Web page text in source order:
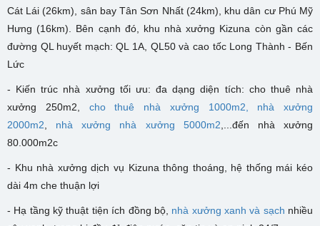
Cát Lái (26km), sân bay Tân Sơn Nhất (24km), khu dân cư Phú Mỹ
Hưng (16km). Bên cạnh đó, khu nhà xưởng Kizuna còn gần các
đường QL huyết mạch: QL 1A, QL50 và cao tốc Long Thành - Bến
Lức
- Kiến trúc nhà xưởng tối ưu: đa dạng diện tích: cho thuê nhà
xưởng 250m2, cho thuê nhà xưởng 1000m2,
nhà xưởng
2000m2
nhà xưởng nhà xưởng 5000m2 ,...đến nhà xưởng
80.000m2c
- Khu nhà xưởng dịch vụ Kizuna thông thoáng, hệ thống mái kéo
dài 4m che thuận lợi
- Hạ tầng kỹ thuật tiện ích đồng bộ, nhà xưởng xanh và sạch nhiều